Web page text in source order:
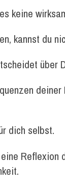
keine
kannst du
über
dich selbst.
Reflexion